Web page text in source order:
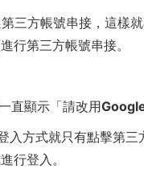
三方帳號串接，這
行第三方帳號串接。
顯示「請改用
方式就只有點擊第
行登入。